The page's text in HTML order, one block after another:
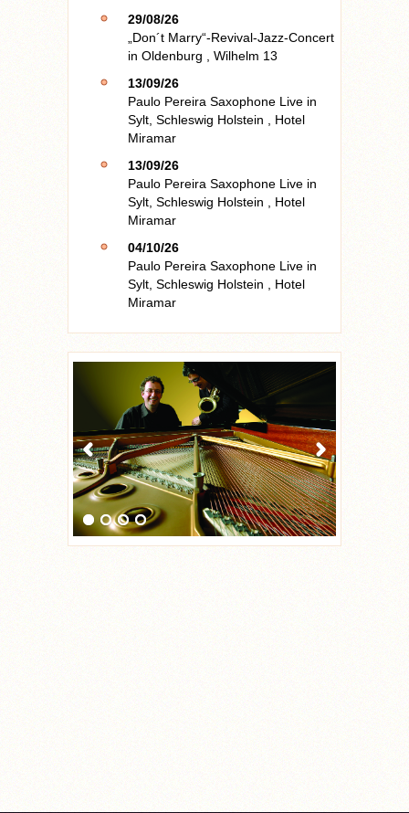
29/08/26
„Don´t Marry“-Revival-Jazz-Concert
in Oldenburg
Wilhelm 13
13/09/26
Paulo Pereira Saxophone Live in
Sylt, Schleswig Holstein
Hotel
Miramar
13/09/26
Paulo Pereira Saxophone Live in
Sylt, Schleswig Holstein
Hotel
Miramar
04/10/26
Paulo Pereira Saxophone Live in
Sylt, Schleswig Holstein
Hotel
Miramar